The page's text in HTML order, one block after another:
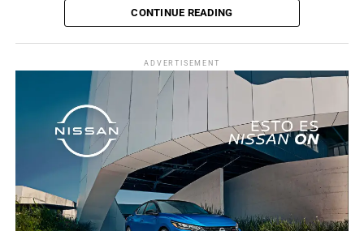
Roberto “Piojo” Alvarado asistió a Julián Quiñones, quien
definió con categoría dentro del área para abrir el
marcador.
El dominio mexicano se mantuvo y no tardó en reflejarse
nuevamente. Al 31’, una recuperación en zona alta
permitió a Quiñones devolverle el balón a Raúl Jiménez,
quien sacó un potente disparo al ángulo para firmar el 2-
0.
CONTINUE READING
ADVERTISEMENT